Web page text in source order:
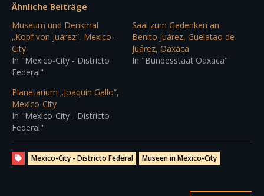
Ähnliche Beiträge
Museum und Denkmal
„Kopf von Juárez“, Mexico-
City
In "Mexico-City - Districto
Federal"
Saal zum Gedenken an
Benito Juárez, Guelatao de
Juárez, Oaxaca
In "Bundesstaat Oaxaca"
Planetarium „Joaquín Gallo“,
Mexico-City
In "Mexico-City - Districto
Federal"
Mexico-City - Districto Federal Museen in Mexico-City